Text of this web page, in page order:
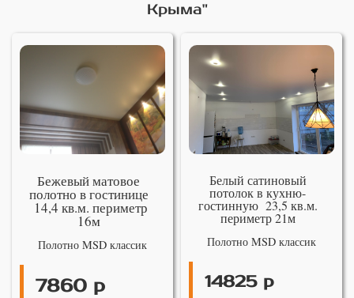
Крыма"
Бежевый матовое
полотно в гостинице
14,4 кв.м. периметр
16м
Полотно MSD классик
7860 р
Белый сатиновый
потолок в кухню-
гостинную 23,5 кв.м.
периметр 21м
Полотно MSD классик
14825 р